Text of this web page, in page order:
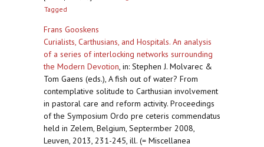
Tagged
Frans Gooskens
Curialists, Carthusians, and Hospitals. An analysis
of a series of interlocking networks surrounding
the Modern Devotion, in: Stephen J. Molvarec &
Tom Gaens (eds.), A fish out of water? From
contemplative solitude to Carthusian involvement
in pastoral care and reform activity. Proceedings
of the Symposium Ordo pre ceteris commendatus
held in Zelem, Belgium, Septermber 2008,
Leuven, 2013, 231-245, ill. (= Miscellanea